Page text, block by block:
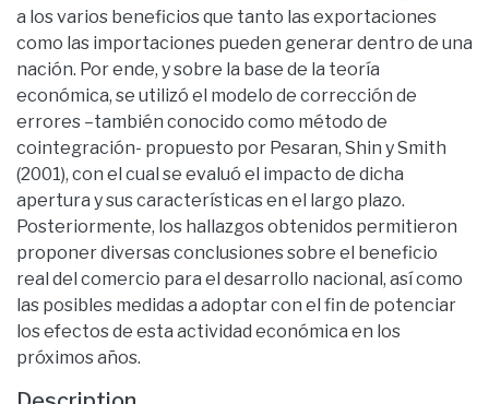
a los varios beneficios que tanto las exportaciones
como las importaciones pueden generar dentro de una
nación. Por ende, y sobre la base de la teoría
económica, se utilizó el modelo de corrección de
errores –también conocido como método de
cointegración- propuesto por Pesaran, Shin y Smith
(2001), con el cual se evaluó el impacto de dicha
apertura y sus características en el largo plazo.
Posteriormente, los hallazgos obtenidos permitieron
proponer diversas conclusiones sobre el beneficio
real del comercio para el desarrollo nacional, así como
las posibles medidas a adoptar con el fin de potenciar
los efectos de esta actividad económica en los
próximos años.